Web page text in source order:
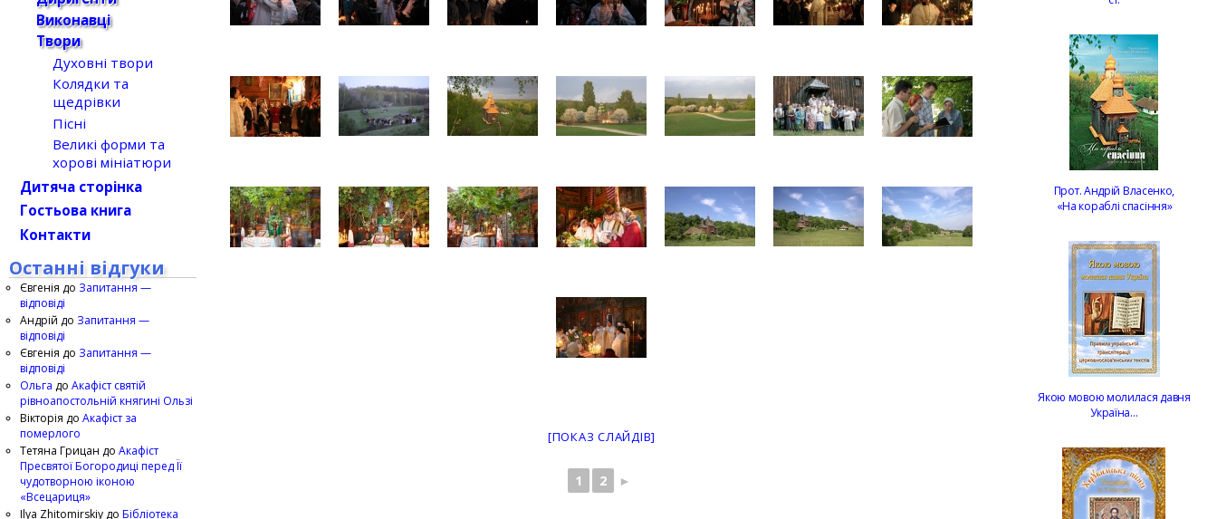
[ПОКАЗ СЛАЙДІВ]
1 2 ►
Виконавці
Твори
Духовні твори
Колядки та
щедрівки
Пісні
Великі форми та
хорові мініатюри
Дитяча сторінка
Гостьова книга
Контакти
Останні відгуки
Євгенія до Запитання —
відповіді
Андрій до Запитання —
відповіді
Євгенія до Запитання —
відповіді
Ольга до Акафіст святій
рівноапостольній княгині Ользі
Вікторія до Акафіст за
померлого
Тетяна Грицан до Акафіст
Пресвятої Богородиці перед Її
чудотворною іконою
«Всецариця»
Ilya Zhitomirskiy до Бібліотека
Прот. Андрій Власенко,
«На кораблі спасіння»
Якою мовою молилася давня
Україна…